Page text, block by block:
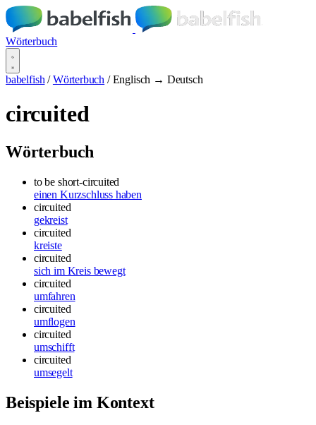
Wörterbuch
babelfish / Wörterbuch / Englisch → Deutsch
circuited
Wörterbuch
to be short-circuited
einen Kurzschluss haben
circuited
gekreist
circuited
kreiste
circuited
sich im Kreis bewegt
circuited
umfahren
circuited
umflogen
circuited
umschifft
circuited
umsegelt
Beispiele im Kontext